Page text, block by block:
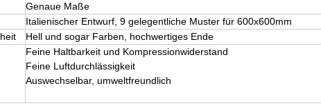
Genaue Maße
Italienischer Entwurf, 9 gelegentliche Muster für 600x600mm
Hell und sogar Farben, hochwertiges Ende
Feine Haltbarkeit und Kompressionwiderstand
Feine Luftdurchlässigkeit
Auswechselbar, umweltfreundlich